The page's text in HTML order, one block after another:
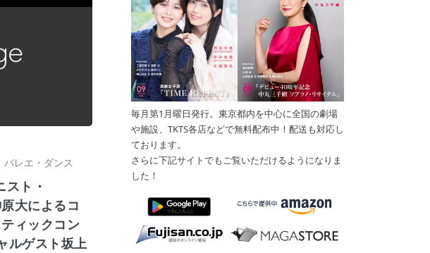
バレエ・ダンス
ト・
大によるコ
ィックコン
ルゲスト坂上
毎月第1月曜日発行。東京都内を中心に全国の劇場
や施設、TKTS各店などで無料配布中！配送も対応し
ております。
さらに下記サイトでもご覧いただけるようになりま
した！